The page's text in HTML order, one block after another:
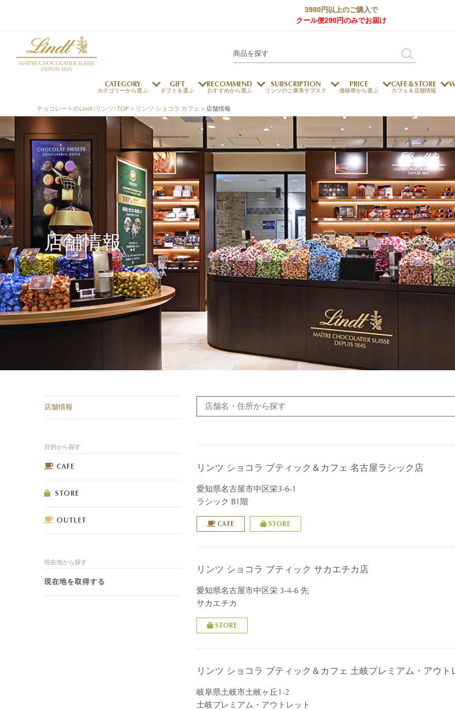
3980円以上のご購入で
クール便290円のみでお届け
CATEGORY
カテゴリーから選ぶ
リンドール
フレーバー一覧
リンドール
関連商品一覧
チョコウェイファー
ドバイスタイル
チョコレート
エクセレンス
ショコラスイーツ
(焼き菓子)
リンツ・シン
すべて
GIFT
ギフトを選ぶ
eギフト のし対応商品
メッセージカード対応
商品
法人ギフト
すべて
RECOMMEND
おすすめから選ぶ
新商品 サマーチョコレート お中元
すべて
SUBSCRIPTION
リンツのご褒美サブスク
リンツの
ご褒美サブスク
PRICE
価格帯から選ぶ
～￥2,000
～￥5,000
￥5,001～
CAFE＆STORE
カフェ＆店舗情報
店舗を探す 店舗からのお知らせ カフェメニュー デジタルギフト 採用情報 My
独自の技術
リンツの発明
高品質の材料
完璧な仕上げ
リンツの歴史
リンドールの秘密
リンツバニー
サステナビリティ
メートルショコラティエ
チョコレートとのマッチ
チョコレートとコーヒー
チョコレートとワイン
チョコレートと紅茶
オンラインショップご利用ガイド
よくある質問・お問い合わせ
プレスの方へ
プレスお問い合わせ
採用情報
チョコレートのLindt (リンツ) TOP > リンツ ショコラ カフェ > 店舗情報
店舗情報
リンツ ショコラ ブティック＆カフェ 名古屋ラシック店
愛知県名古屋市中区栄3-6-1
ラシック B1階
CAFE STORE
リンツ ショコラ ブティック サカエチカ店
愛知県名古屋市中区栄 3-4-6 先
サカエチカ
STORE
リンツ ショコラ ブティック＆カフェ 土岐プレミアム・アウト
岐阜県土岐市土岐ヶ丘1-2
土岐プレミアム・アウトレット
店舗情報
目的から探す
CAFE
STORE
OUTLET
現在地から探す
現在地を取得する